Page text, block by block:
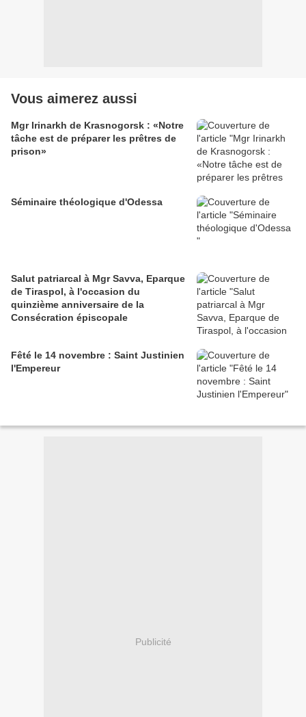
Vous aimerez aussi
Mgr Irinarkh de Krasnogorsk : «Notre
tâche est de préparer les prêtres de
prison»
Séminaire théologique d'Odessa
Salut patriarcal à Mgr Savva, Eparque
de Tiraspol, à l'occasion du
quinzième anniversaire de la
Consécration épiscopale
Fêté le 14 novembre : Saint Justinien
l'Empereur
Publicité